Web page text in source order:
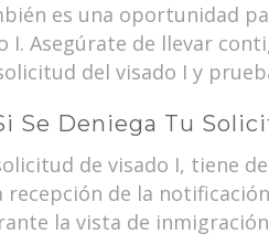
es una oportunidad
I. Asegúrate de llevar
del visado I y
Se Deniega Tu
de visado I, tiene
de la
la vista de